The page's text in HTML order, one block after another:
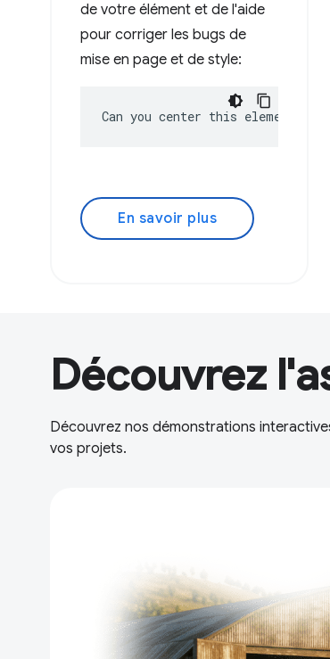
de votre élément et de l'aide
pour corriger les bugs de
mise en page et de style:
Can you center this element?
En savoir plus
Découvrez
Découvrez nos démonstrations
vos projets.